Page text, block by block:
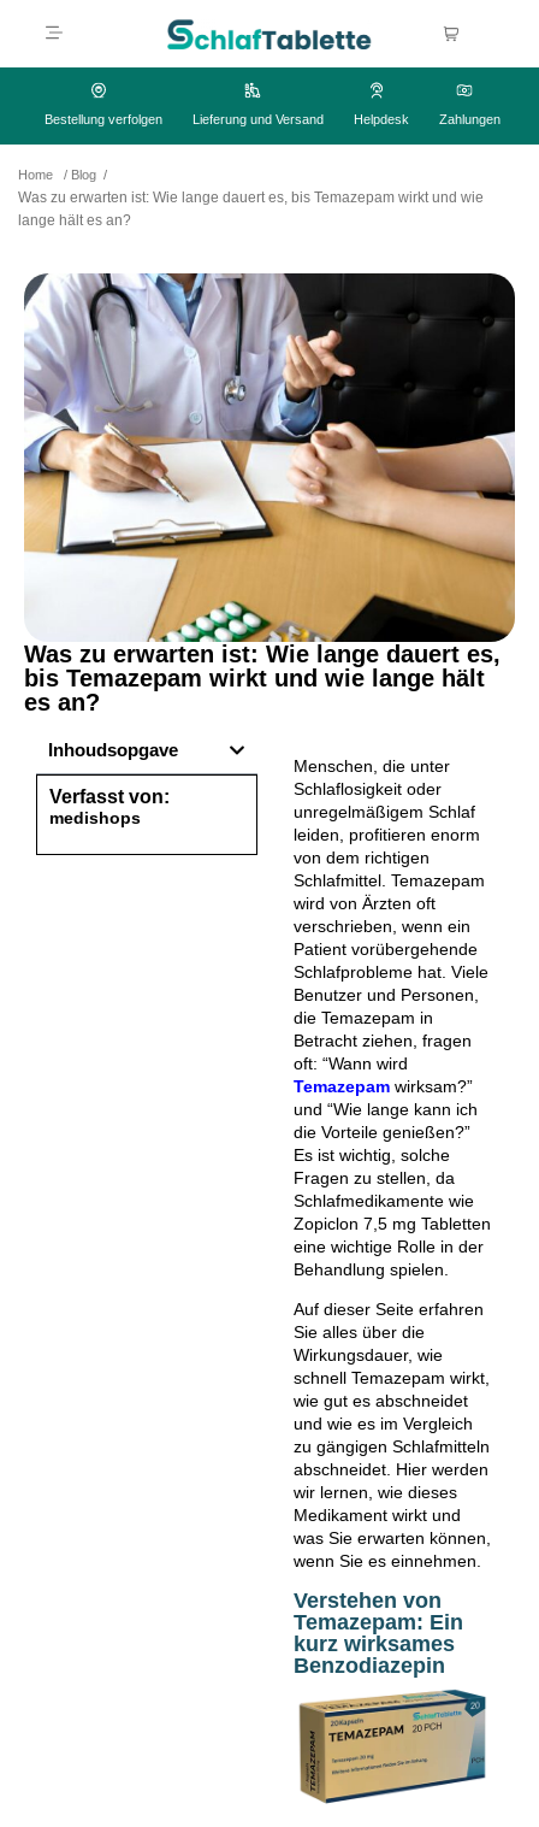
Bestellung verfolgen Lieferung und Versand Helpdesk Zahlungen
Home / Blog /
Was zu erwarten ist: Wie lange dauert es, bis Temazepam wirkt und wie
lange hält es an?
Was zu erwarten ist: Wie lange dauert es,
bis Temazepam wirkt und wie lange hält
es an?
Inhoudsopgave
Verfasst von:
medishops
Menschen, die unter
Schlaflosigkeit oder
unregelmäßigem Schlaf
leiden, profitieren enorm
von dem richtigen
Schlafmittel. Temazepam
wird von Ärzten oft
verschrieben, wenn ein
Patient vorübergehende
Schlafprobleme hat. Viele
Benutzer und Personen,
die Temazepam in
Betracht ziehen, fragen
oft: “Wann wird
Temazepam wirksam?”
und “Wie lange kann ich
die Vorteile genießen?”
Es ist wichtig, solche
Fragen zu stellen, da
Schlafmedikamente wie
Zopiclon 7,5 mg Tabletten
eine wichtige Rolle in der
Behandlung spielen.
Auf dieser Seite erfahren
Sie alles über die
Wirkungsdauer, wie
schnell Temazepam wirkt,
wie gut es abschneidet
und wie es im Vergleich
zu gängigen Schlafmitteln
abschneidet. Hier werden
wir lernen, wie dieses
Medikament wirkt und
was Sie erwarten können,
wenn Sie es einnehmen.
Verstehen von
Temazepam: Ein
kurz wirksames
Benzodiazepin